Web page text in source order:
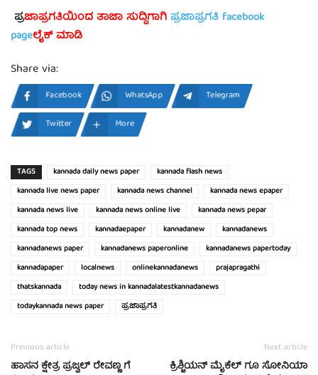
ಪ್ರಜಾಪ್ರಗತಿಯಿಂದ ತಾಜಾ ಸುದ್ದಿಗಾಗಿಪ್ರಜಾಪ್ರಗತಿ facebook
pageಲೈಕ್ ಮಾಡಿ
Share via:
Facebook WhatsApp
Telegram
Twitter
More
TAGS kannada daily news paper
kannada flash news
kannada live news paper
kannada news channel
kannada news epaper
kannada news live
kannada news online live
kannada news pepar
kannada top news
kannadaepaper kannadanew
kannadanews
kannadanews paper
kannadanews paperonline
kannadanews papertoday
kannadapaper
localnews onlinekannadanews
prajapragathi
thatskannada
today news in kannadalatestkannadanews
todaykannada news paper
ಪ್ರಜಾಪ್ರಗತಿ
Previous article
ಹಾಸನ ಕ್ಷೇತ್ರ ಪ್ರಜ್ವಲ್ ರೇವಣ್ಣ ಗೆ
Next article
ಕ್ರಿಶ್ಚಿಯನ್ ಮೈಕೆಲ್ ಗೂ ಸೋನಿಯಾ